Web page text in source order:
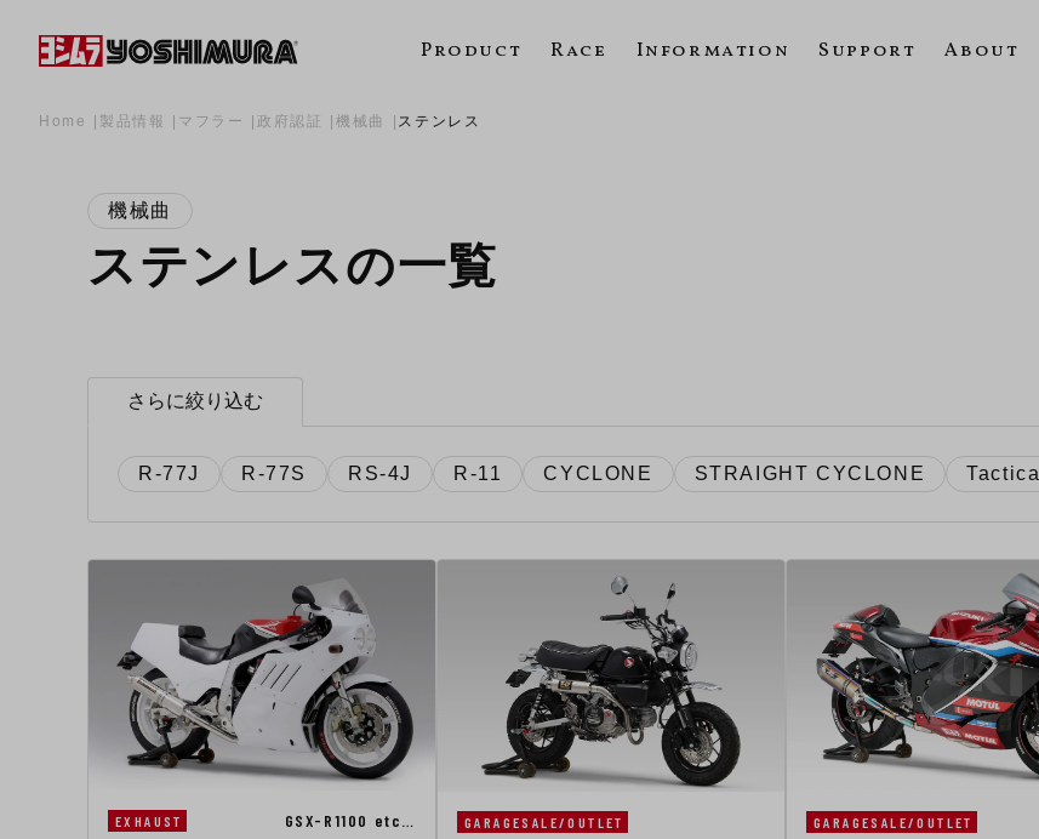
Product Race Information Support About
Home 製品情報 マフラー 政府認証 機械曲 ステンレス
機械曲
ステンレスの一覧
さらに絞り込む
R-77J R-77S RS-4J R-11 CYCLONE STRAIGHT CYCLONE Tactical
EXHAUST GSX-R1100 etc… GARAGESALE/OUTLET GARAGESALE/OUTLET